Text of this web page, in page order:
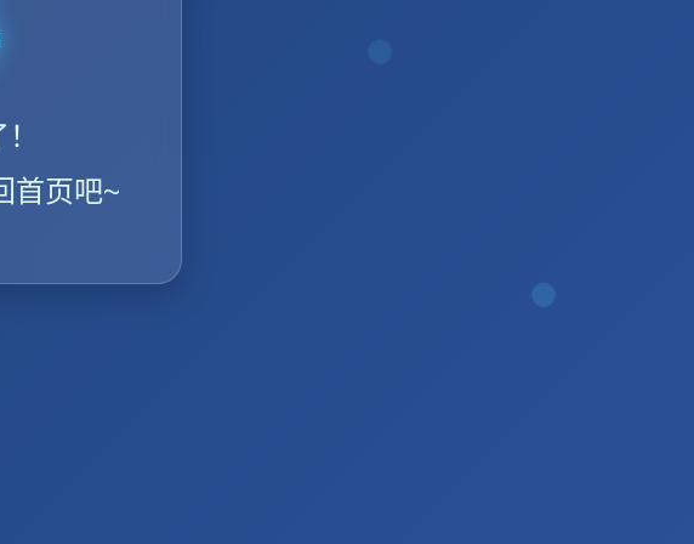
首页吧~